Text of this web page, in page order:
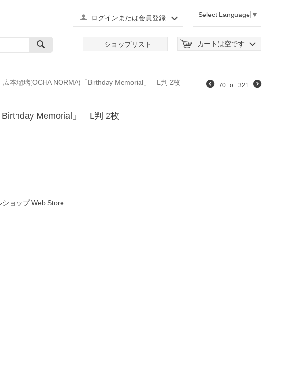
Select Language ▼
ログインまたは会員登録
カートは空です
ショップリスト
広本瑠璃(OCHA NORMA)「Birthday Memorial」 L判 2枚
70 of 321
Birthday Memorial」 L判 2枚
ョップ Web Store